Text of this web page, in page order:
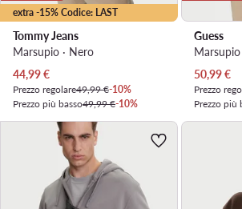
extra -15% Codice: LAST
Tommy Jeans
Marsupio · Nero
Prezzo attuale
44,99€
Prezzo regolare49,99 €-10%
Prezzo più basso49,99 €-10%
Guess
Prezzo
50,99€
Prezzo
Prezzo più